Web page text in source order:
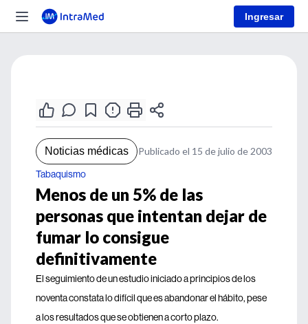
Ingresar
Noticias médicas Publicado el 15 de julio de 2003
Tabaquismo
Menos de un 5% de las
personas que intentan dejar de
fumar lo consigue
definitivamente
El seguimiento de un estudio iniciado a principios de los
noventa constata lo difícil que es abandonar el hábito, pese
a los resultados que se obtienen a corto plazo.